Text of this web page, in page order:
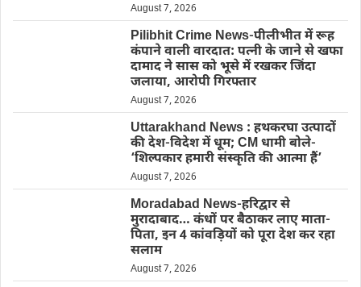
August 7, 2026
Pilibhit Crime News-पीलीभीत में रूह
कंपाने वाली वारदात: पत्नी के जाने से खफा
दामाद ने सास को भूसे में रखकर जिंदा
जलाया, आरोपी गिरफ्तार
August 7, 2026
Uttarakhand News : हथकरघा उत्पादों
की देश-विदेश में धूम; CM धामी बोले-
‘शिल्पकार हमारी संस्कृति की आत्मा हैं’
August 7, 2026
Moradabad News-हरिद्वार से
मुरादाबाद… कंधों पर बैठाकर लाए माता-
पिता, इन 4 कांवड़ियों को पूरा देश कर रहा
सलाम
August 7, 2026